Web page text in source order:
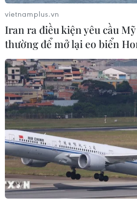
vietnamplus.vn
Iran ra điều kiện yêu cầu
thường để mở lại eo biển